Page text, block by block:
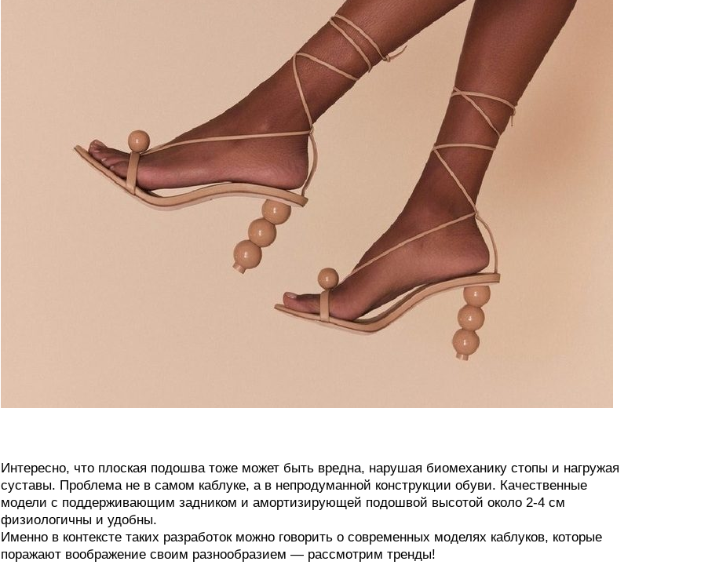
Интересно, что плоская подошва тоже может быть вредна, нарушая биомеханику стопы и нагружая
суставы. Проблема не в самом каблуке, а в непродуманной конструкции обуви. Качественные
модели с поддерживающим задником и амортизирующей подошвой высотой около 2-4 см
физиологичны и удобны.
Именно в контексте таких разработок можно говорить о современных моделях каблуков, которые
поражают воображение своим разнообразием — рассмотрим тренды!